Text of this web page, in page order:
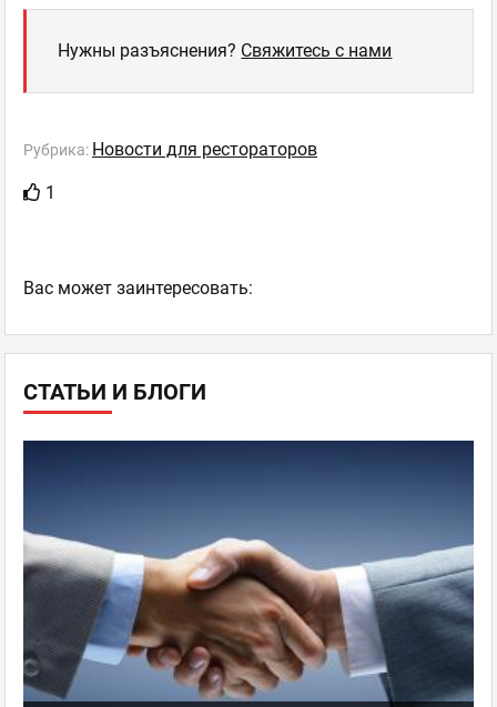
СТАТЬИ И БЛОГИ
Нужны разъяснения? Свяжитесь с нами
Рубрика: Новости для рестораторов
1
Ваc может заинтересовать: